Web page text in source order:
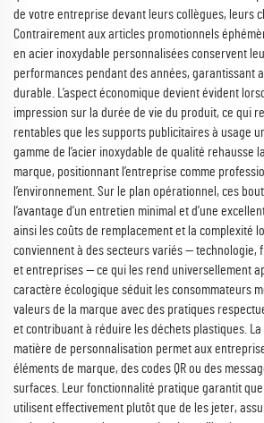
de votre entreprise devant leurs collègues, leurs
Contrairement aux articles promotionnels
en acier inoxydable personnalisées conservent
performances pendant des années, garantissant
durable. L’aspect économique devient évident
impression sur la durée de vie du produit, ce qui
rentables que les supports publicitaires à usage
gamme de l’acier inoxydable de qualité rehausse
marque, positionnant l’entreprise comme
l’environnement. Sur le plan opérationnel, ces
l’avantage d’un entretien minimal et d’une
ainsi les coûts de remplacement et la complexité
conviennent à des secteurs variés — technologie,
et entreprises — ce qui les rend universellement
caractère écologique séduit les consommateurs
valeurs de la marque avec des pratiques
et contribuant à réduire les déchets plastiques.
matière de personnalisation permet aux
éléments de marque, des codes QR ou des
surfaces. Leur fonctionnalité pratique garantit
utilisent effectivement plutôt que de les jeter,